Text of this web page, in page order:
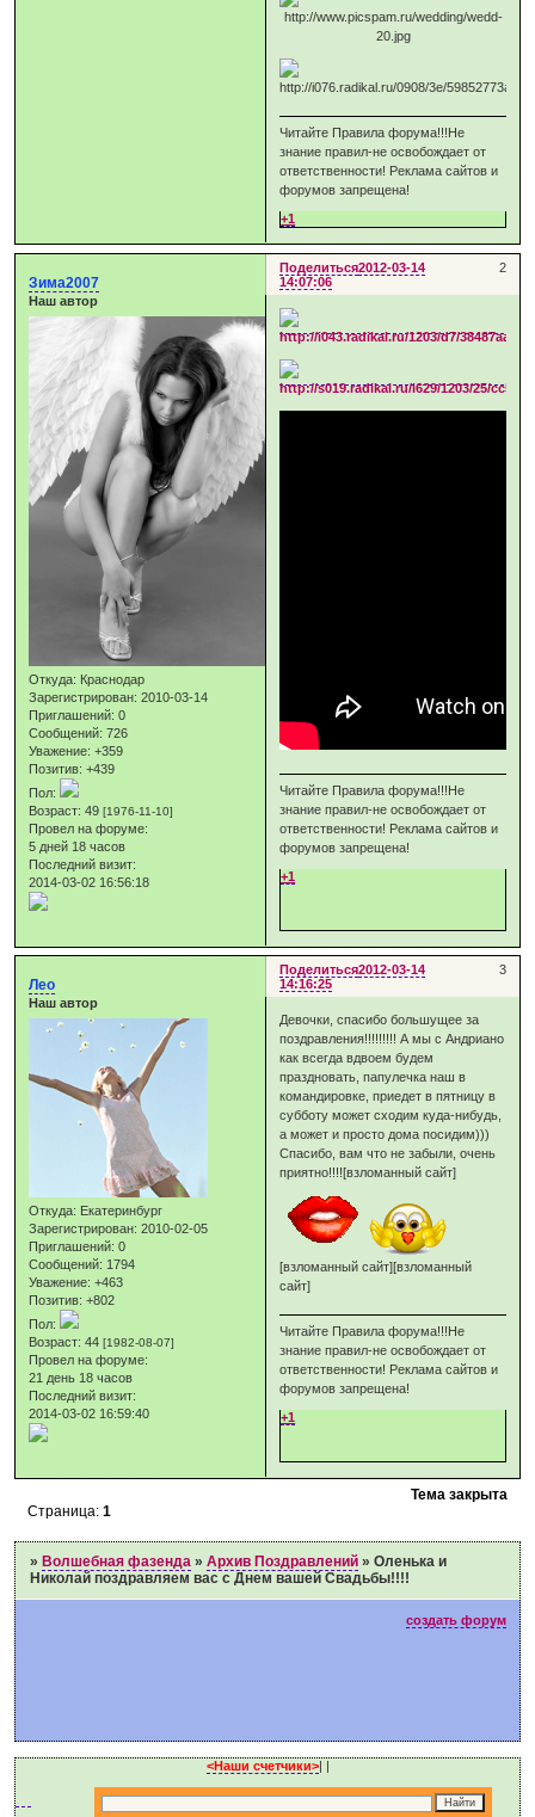
Читайте Правила форума!!!Не
знание правил-не освобождает от
ответственности! Реклама сайтов и
форумов запрещена!
+1
Поделиться 2
2012-03-14
14:07:06
Зима2007
Наш автор
Откуда: Краснодар
Зарегистрирован: 2010-03-14
Приглашений: 0
Сообщений: 726
Уважение: +359
Позитив: +439
Пол:
Возраст: 49[1976-11-10]
Провел на форуме:
5 дней 18 часов
Последний визит:
2014-03-02 16:56:18
Читайте Правила форума!!!Не
знание правил-не освобождает от
ответственности! Реклама сайтов и
форумов запрещена!
+1
Поделиться 3
2012-03-14
14:16:25
Лео
Наш автор
Откуда: Екатеринбург
Зарегистрирован: 2010-02-05
Приглашений: 0
Сообщений: 1794
Уважение: +463
Позитив: +802
Пол:
Возраст: 44[1982-08-07]
Провел на форуме:
21 день 18 часов
Последний визит:
2014-03-02 16:59:40
Девочки, спасибо большущее за
поздравления!!!!!!!!! А мы с Андриано
как всегда вдвоем будем
праздновать, папулечка наш в
командировке, приедет в пятницу в
субботу может сходим куда-нибудь,
а может и просто дома посидим)))
Спасибо, вам что не забыли, очень
приятно!!!![взломанный сайт]
[взломанный сайт][взломанный
сайт]
Читайте Правила форума!!!Не
знание правил-не освобождает от
ответственности! Реклама сайтов и
форумов запрещена!
+1
Тема закрыта
Страница:1
» Волшебная фазенда »Архив Поздравлений »Оленька и
Николай поздравляем вас с Днем вашей Свадьбы!!!!
создать форум
<Наши счетчики>| |